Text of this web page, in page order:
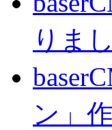
りま
ン」